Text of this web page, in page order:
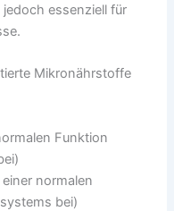
essenziell für
Mikronährstoffe
Funktion
normalen
bei)